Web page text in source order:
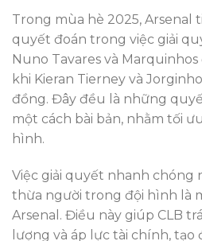
Trong mùa hè 2025, Arsenal
quyết đoán trong việc giải
Nuno Tavares và
khi Kieran Tierney và
đồng. Đây đều là những
một cách bài bản, nhằm tối
hình.
Việc giải quyết nhanh
thừa người trong đội hình là
Arsenal. Điều này giúp CLB
lượng và áp lực tài chính,